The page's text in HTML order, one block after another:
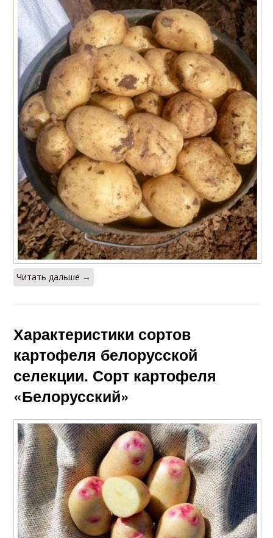
Читать дальше →
Характеристики сортов
картофеля белорусской
селекции. Сорт картофеля
«Белорусский»